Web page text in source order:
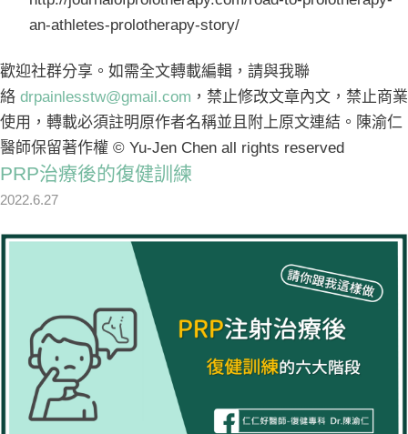
an-athletes-prolotherapy-story/
歡迎社群分享。如需全文轉載編輯，請與我聯
絡 drpainlesstw@gmail.com ，禁止修改文章內文，禁止商業
使用，轉載必須註明原作者名稱並且附上原文連結。陳渝仁
醫師保留著作權 © Yu-Jen Chen all rights reserved
PRP治療後的復健訓練
2022.6.27